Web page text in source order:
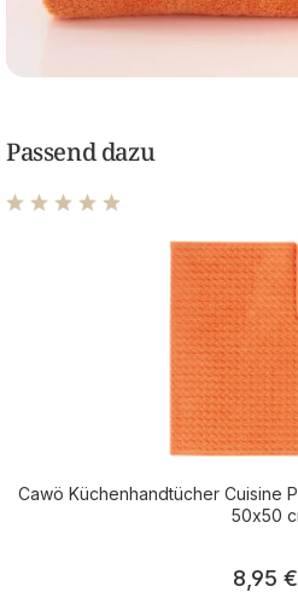
Passend dazu
Cawö Küchenhandtücher Cuisine
50x50
8,95 €